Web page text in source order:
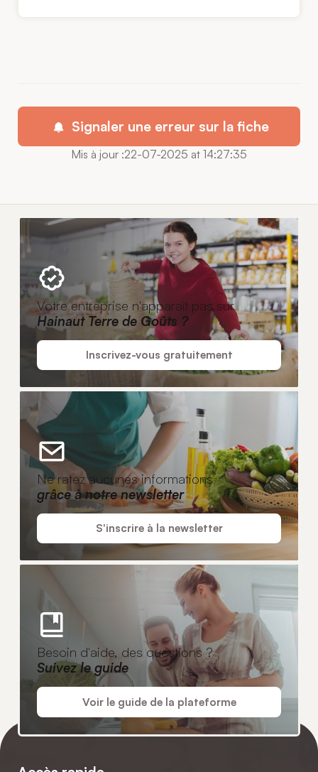
Signaler une erreur sur la fiche
Mis à jour :22-07-2025 at 14:27:35
Votre entreprise n'apparaît pas sur
Hainaut Terre de Goûts ?
Inscrivez-vous gratuitement
Ne ratez aucunes informations
grâce à notre newsletter
S'inscrire à la newsletter
Besoin d'aide, des questions ?
Suivez le guide
Voir le guide de la plateforme